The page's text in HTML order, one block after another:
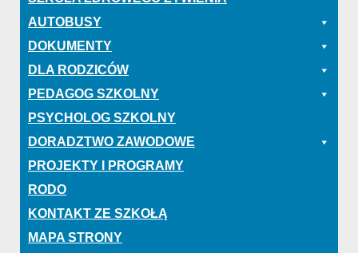
AUTOBUSY
DOKUMENTY
DLA RODZICÓW
PEDAGOG SZKOLNY
PSYCHOLOG SZKOLNY
DORADZTWO ZAWODOWE
PROJEKTY I PROGRAMY
RODO
KONTAKT ZE SZKOŁĄ
MAPA STRONY